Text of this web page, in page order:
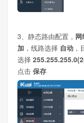
3、静态路由配置，
加 ，线路选择 自动
选择
点击 保存